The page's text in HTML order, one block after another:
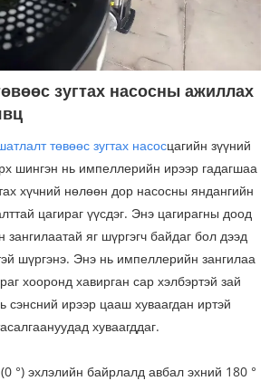
зугтах насосны ажиллах
төвөөс зугтах насосцагийн зүүний
шингэн нь импеллерийн ирээр гадагшаа
хүчний нөлөөн дор насосны яндангийн
цагираг үүсдэг. Энэ цагирагны доод
яг шүргэгч байдаг бол дээд
шүргэнэ. Энэ нь импеллерийн зангилаа
хооронд хавирган сар хэлбэртэй зай
сэнсний ирээр цааш хуваагдан иртэй
хуваагддаг.
°) эхлэлийн байрлалд авбал эхний 180 °